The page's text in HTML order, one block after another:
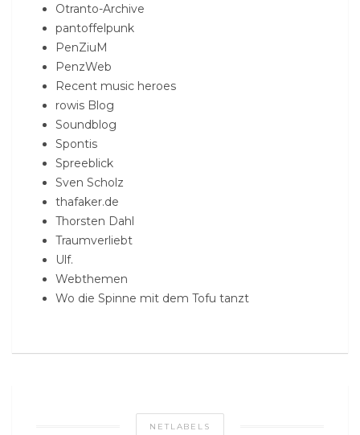
Otranto-Archive
pantoffelpunk
PenZiuM
PenzWeb
Recent music heroes
rowis Blog
Soundblog
Spontis
Spreeblick
Sven Scholz
thafaker.de
Thorsten Dahl
Traumverliebt
Ulf.
Webthemen
Wo die Spinne mit dem Tofu tanzt
NETLABELS